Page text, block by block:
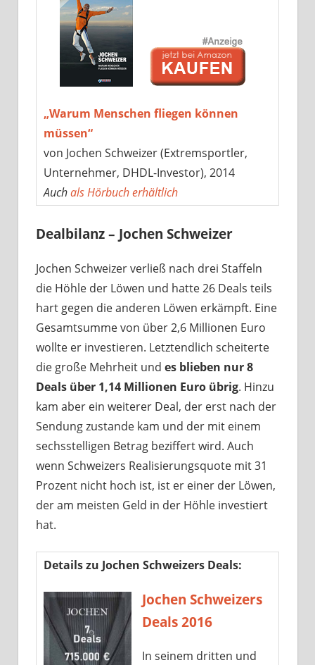
„Warum Menschen fliegen können
müssen“
von Jochen Schweizer (Extremsportler,
Unternehmer, DHDL-Investor), 2014
Auchals Hörbuch erhältlich
Dealbilanz – Jochen Schweizer
Jochen Schweizer verließ nach drei Staffeln
die Höhle der Löwen und hatte 26 Deals teils
hart gegen die anderen Löwen erkämpft. Eine
Gesamtsumme von über 2,6 Millionen Euro
wollte er investieren. Letztendlich scheiterte
die große Mehrheit und es blieben nur 8
Deals über 1,14 Millionen Euro übrig. Hinzu
kam aber ein weiterer Deal, der erst nach der
Sendung zustande kam und der mit einem
sechsstelligen Betrag beziffert wird. Auch
wenn Schweizers Realisierungsquote mit 31
Prozent nicht hoch ist, ist er einer der Löwen,
der am meisten Geld in der Höhle investiert
hat.
Details zu Jochen Schweizers Deals:
Jochen Schweizers
Deals 2016
In seinem dritten und